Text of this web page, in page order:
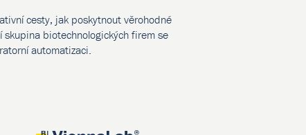
cesty, jak poskytnout věrohodné
skupina biotechnologických firem se
automatizaci.